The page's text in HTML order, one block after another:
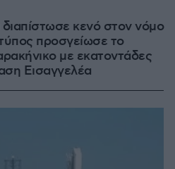
κενό στον νόμο
προσγείωσε το
με εκατοντάδες
Εισαγγελέα